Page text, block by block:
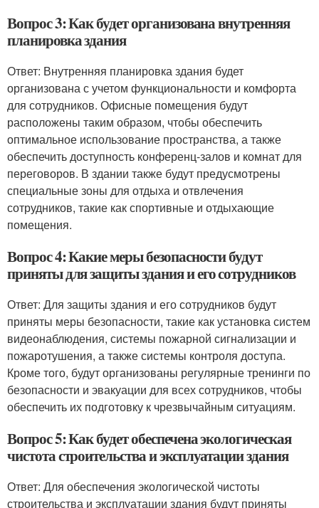
Вопрос 3: Как будет организована внутренняя
планировка здания
Ответ: Внутренняя планировка здания будет
организована с учетом функциональности и комфорта
для сотрудников. Офисные помещения будут
расположены таким образом, чтобы обеспечить
оптимальное использование пространства, а также
обеспечить доступность конференц-залов и комнат для
переговоров. В здании также будут предусмотрены
специальные зоны для отдыха и отвлечения
сотрудников, такие как спортивные и отдыхающие
помещения.
Вопрос 4: Какие меры безопасности будут
приняты для защиты здания и его сотрудников
Ответ: Для защиты здания и его сотрудников будут
приняты меры безопасности, такие как установка систем
видеонаблюдения, системы пожарной сигнализации и
пожаротушения, а также системы контроля доступа.
Кроме того, будут организованы регулярные тренинги по
безопасности и эвакуации для всех сотрудников, чтобы
обеспечить их подготовку к чрезвычайным ситуациям.
Вопрос 5: Как будет обеспечена экологическая
чистота строительства и эксплуатации здания
Ответ: Для обеспечения экологической чистоты
строительства и эксплуатации здания будут приняты